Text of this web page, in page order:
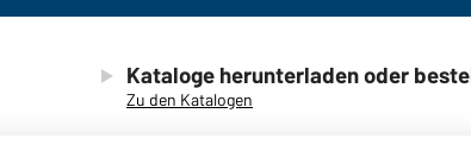
Kataloge herunterladen oder
Zu den Katalogen